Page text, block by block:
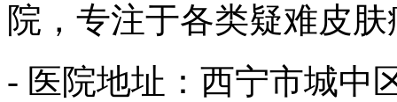
院，专注于各类疑难皮
- 医院地址：西宁市城中